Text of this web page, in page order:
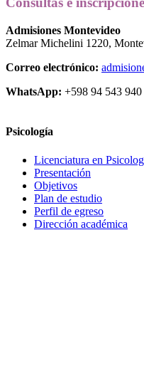
Admisiones Montevideo
Zelmar Michelini 1220,
Correo electrónico:
WhatsApp: +598 94 543 940
Psicología
Licenciatura en
Presentación
Objetivos
Plan de estudio
Perfil de egreso
Dirección académica